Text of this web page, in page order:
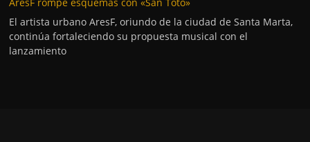
El artista urbano AresF, oriundo de la ciudad de Santa Marta,
continúa fortaleciendo su propuesta musical con el
lanzamiento